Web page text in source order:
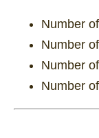
Number
Number
Number
Number